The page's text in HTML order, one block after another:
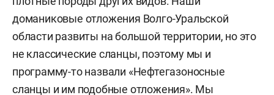
доманиковые отложения Волго-Уральской
области развиты на большой территории, но это
не классические сланцы, поэтому мы и
программу-то назвали «Нефтегазоносные
сланцы и им подобные отложения». Мы